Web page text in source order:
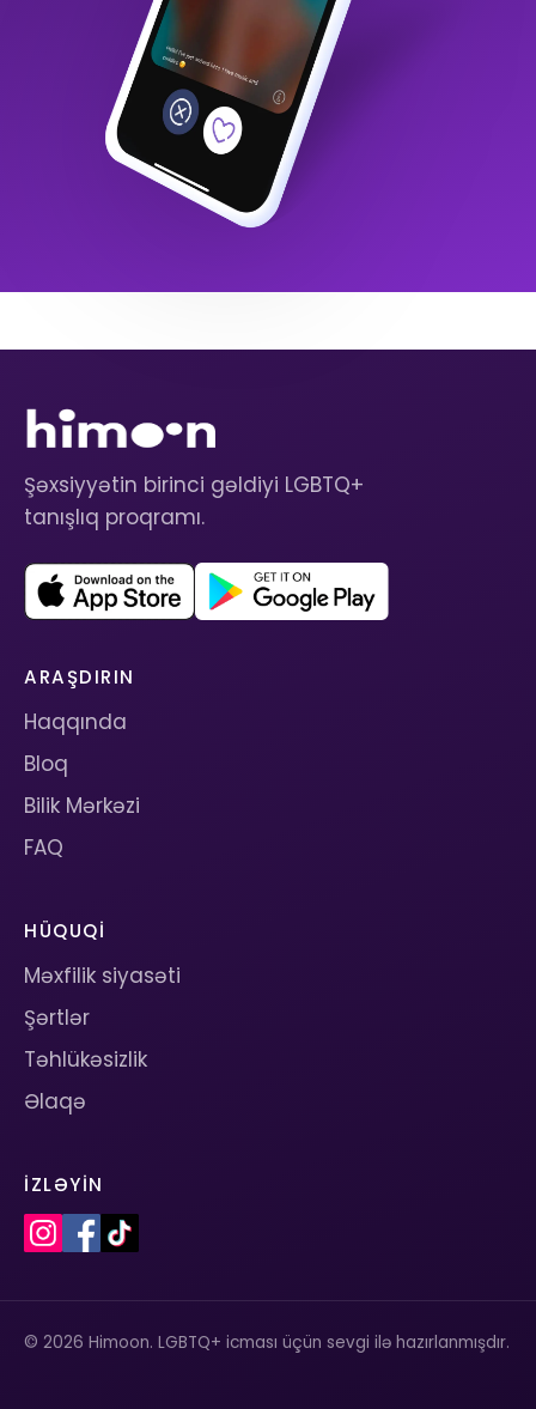
Şəxsiyyətin birinci gəldiyi LGBTQ+
tanışlıq proqramı.
ARAŞDIRIN
Haqqında
Bloq
Bilik Mərkəzi
FAQ
HÜQUQI
Məxfilik siyasəti
Şərtlər
Təhlükəsizlik
Əlaqə
İZLƏYIN
© 2026 Himoon. LGBTQ+ icması üçün sevgi ilə hazırlanmışdır.